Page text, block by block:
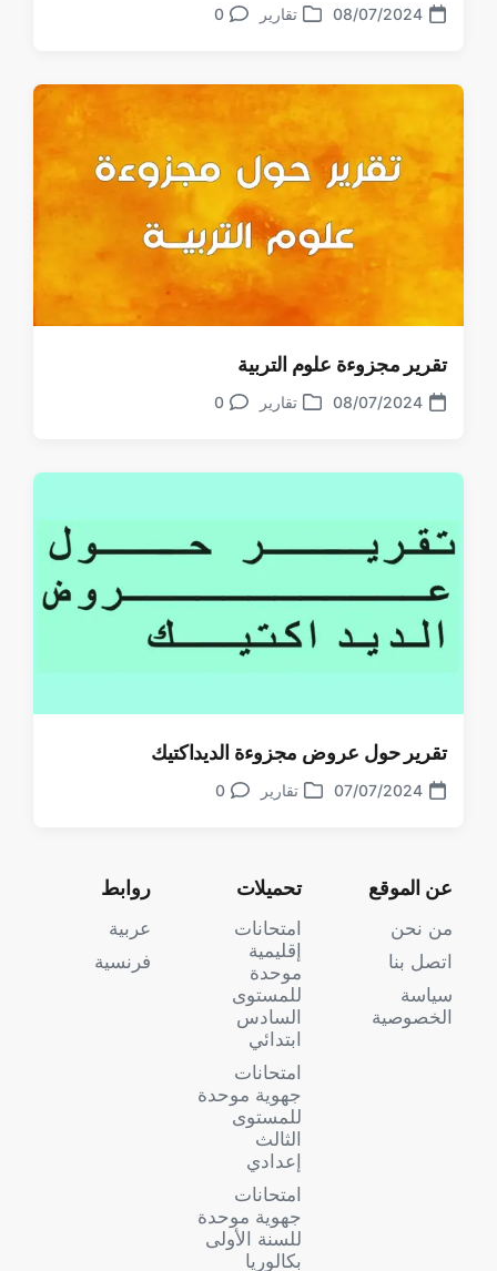
تاريخ08/07/2024 نشرتقارير 0
تقرير مجزوءة علوم التربية
تاريخ08/07/2024 نشرتقارير 0
تقرير حول عروض مجزوءة الديداكتيك
تاريخ07/07/2024 نشرتقارير 0
عن الموقع
من نحن
اتصل بنا
سياسة
الخصوصية
تحميلات
امتحانات
إقليمية
موحدة
للمستوى
السادس
ابتدائي
امتحانات
جهوية موحدة
للمستوى
الثالث
إعدادي
امتحانات
جهوية موحدة
للسنة الأولى
بكالوريا
روابط
عربية
فرنسية